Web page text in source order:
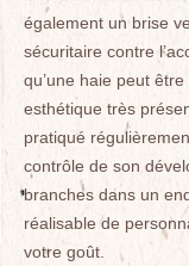
également un brise
sécuritaire contre
qu’une haie peut
esthétique très
pratiqué
contrôle de son
branches dans un
réalisable de
votre goût.